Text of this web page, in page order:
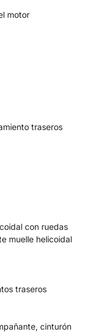
motor
traseros
con ruedas
muelle helicoidal
traseros
cinturón